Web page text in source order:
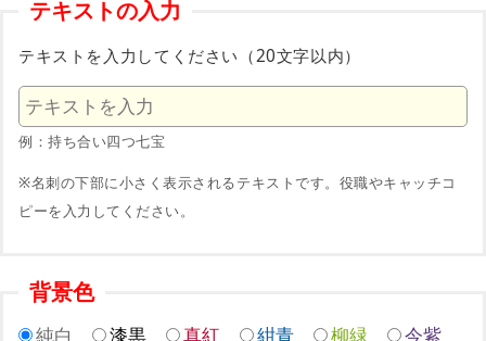
テキストの入力
テキストを入力してください（20文字以内）
例：持ち合い四つ七宝
※名刺の下部に小さく表示されるテキストです。役職やキャッチコ
ピーを入力してください。
背景色
純白 漆黒 真紅 紺青 柳緑 今紫